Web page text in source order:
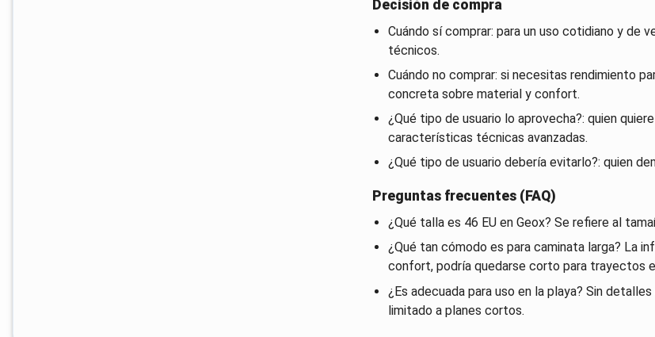
Decisión de compra
Cuándo sí comprar: para un uso cotidiano y de
técnicos.
Cuándo no comprar: si necesitas rendimiento
concreta sobre material y confort.
¿Qué tipo de usuario lo aprovecha?: quien
características técnicas avanzadas.
¿Qué tipo de usuario debería evitarlo?: quien
Preguntas frecuentes (FAQ)
¿Qué talla es 46 EU en Geox? Se refiere al
¿Qué tan cómodo es para caminata larga? La
confort, podría quedarse corto para trayectos
¿Es adecuada para uso en la playa? Sin
limitado a planes cortos.